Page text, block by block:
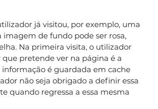
já visitou, por exemplo, uma
imagem de fundo pode ser rosa,
Na primeira visita, o utilizador
pretende ver na página é a
informação é guardada em cache
não seja obrigado a definir essa
quando regressa a essa mesma